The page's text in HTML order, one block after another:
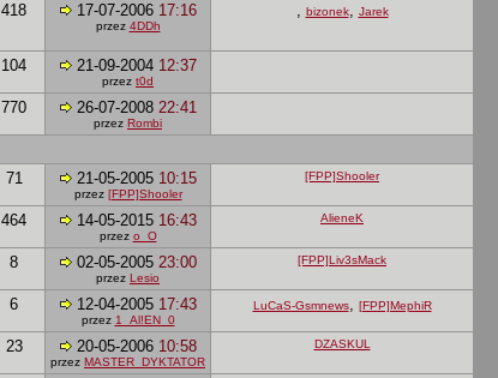
418 17-07-2006 17:16
przez 4DDh
, bizonek, Jarek
104 21-09-2004 12:37
przez t0d
770 26-07-2008 22:41
przez Rombi
71 21-05-2005 10:15
przez [FPP]Shooler
[FPP]Shooler
464 14-05-2015 16:43
przez o_O
AlieneK
8 02-05-2005 23:00
przez Lesio
[FPP]Liv3sMack
6 12-04-2005 17:43
przez 1_Al!EN_0
LuCaS-Gsmnews, [FPP]MephiR
23 20-05-2006 10:58
przez MASTER_DYKTATOR
DZASKUL